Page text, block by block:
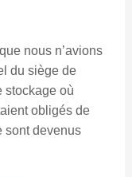
nous n’avions
du siège de
stockage où
obligés de
sont devenus